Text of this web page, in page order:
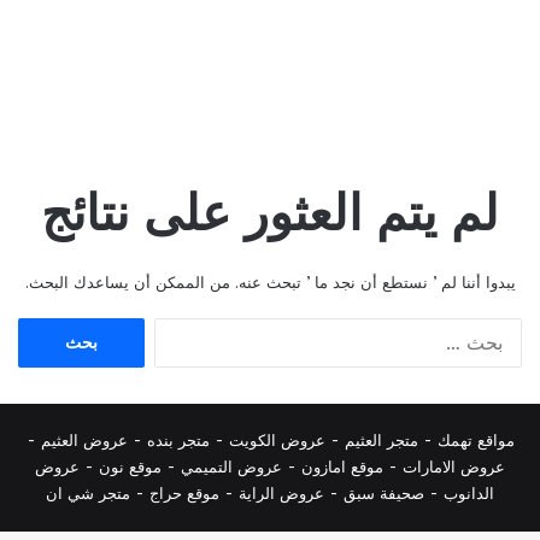
لم يتم العثور على نتائج
يبدوا أننا لم ’ نستطع أن نجد ما ’ تبحث عنه. من الممكن أن يساعدك البحث.
مواقع تهمك - متجر العثيم - عروض الكويت - متجر بنده - عروض العثيم -
عروض الامارات - موقع امازون - عروض التميمي - موقع نون - عروض
الدانوب - صحيفة سبق - عروض الراية - موقع حراج - متجر شي ان